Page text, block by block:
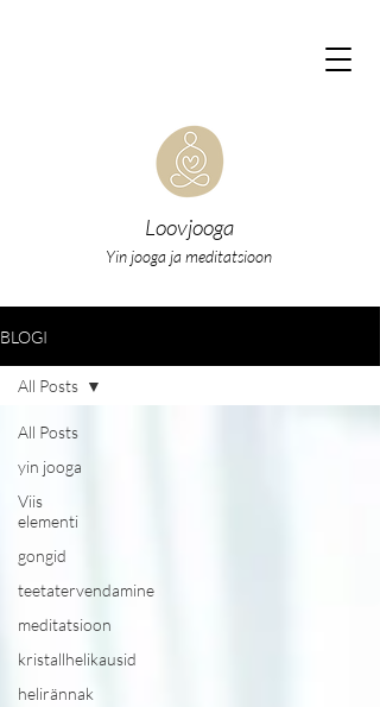
Loovjooga
Yin jooga ja meditatsioon
BLOGI
All Posts
yin jooga
Viis
elementi
gongid
teetatervendamine
meditatsioon
kristallhelikausid
helirännak
All Posts